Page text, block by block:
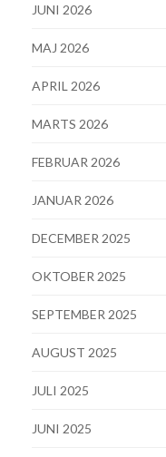
JUNI 2026
MAJ 2026
APRIL 2026
MARTS 2026
FEBRUAR 2026
JANUAR 2026
DECEMBER 2025
OKTOBER 2025
SEPTEMBER 2025
AUGUST 2025
JULI 2025
JUNI 2025